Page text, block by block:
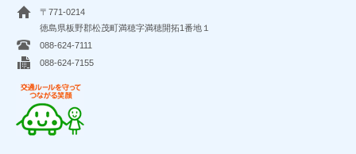
〒771-0214
徳島県板野郡松茂町満穂字満穂開拓1番地１
088-624-7111
088-624-7155